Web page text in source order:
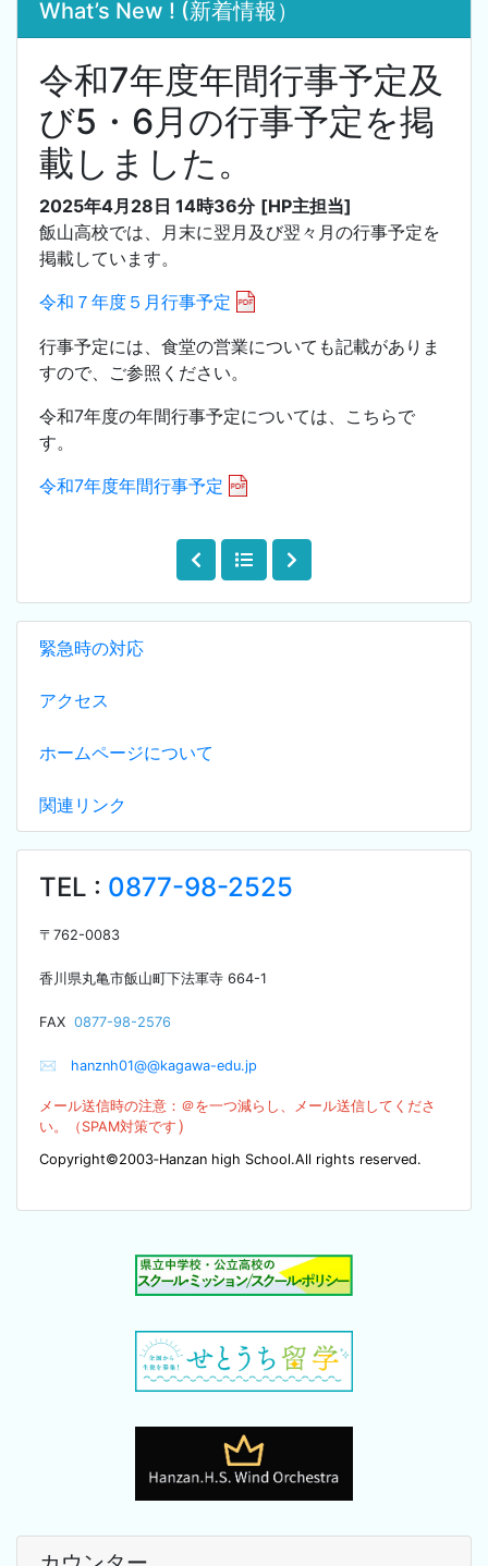
緊急時の対応
アクセス
ホームページについて
関連リンク
TEL : 0877-98-2525
〒 762-0083
香川県丸亀市飯山町下法軍寺 664-1
FAX 0877-98-2576
✉ hanznh01@@kagawa-edu.jp
メール送信時の注意：＠を一つ減らし、メール送信してくださ
い。（SPAM対策です ）
Copyright©2003‐Hanzan high School.All rights reserved.
What’s New ! (新着情報）
令和7年度年間行事予定及
び5・6月の行事予定を掲
載しました。
2025年4月28日 14時36分 [HP主担当]
飯山高校では、月末に翌月及び翌々月の行事予定を
掲載しています。
令和７年度５月行事予定
行事予定には、食堂の営業についても記載がありま
すので、ご参照ください。
令和7年度の年間行事予定については、こちらで
す。
令和7年度年間行事予定